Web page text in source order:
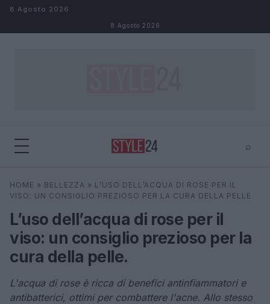
Salta al contenuto
8 Agosto 2026
8 Agosto 2026
⌕
Cerca ⌕
HOME » BELLEZZA » L’USO DELL’ACQUA DI ROSE PER IL
VISO: UN CONSIGLIO PREZIOSO PER LA CURA DELLA PELLE
L’uso dell’acqua di rose per il
viso: un consiglio prezioso per la
cura della pelle.
L'acqua di rose è ricca di benefici antinfiammatori e
antibatterici, ottimi per combattere l'acne. Allo stesso